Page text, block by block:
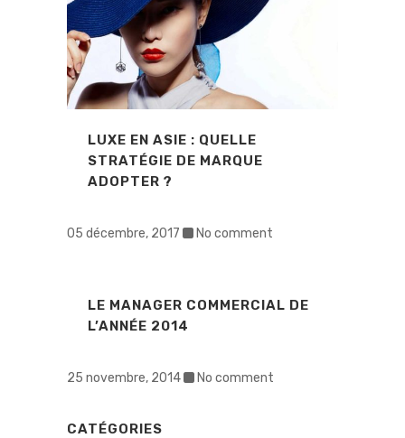
LUXE EN ASIE : QUELLE
STRATÉGIE DE MARQUE
ADOPTER ?
05 décembre, 2017 No comment
LE MANAGER COMMERCIAL DE
L’ANNÉE 2014
25 novembre, 2014 No comment
CATÉGORIES